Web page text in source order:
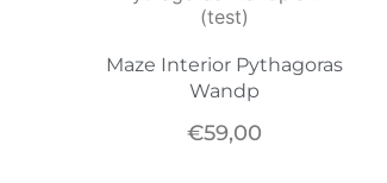
Maze Interior Pythagoras
Wandp
€59,00